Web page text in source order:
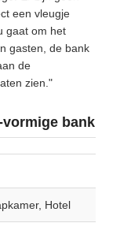
een vleugje
gaat om het
gasten, de bank
de
zien."
bank
Hotel